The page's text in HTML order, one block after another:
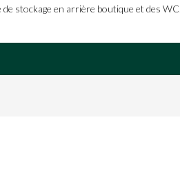
stockage en arrière boutique et des